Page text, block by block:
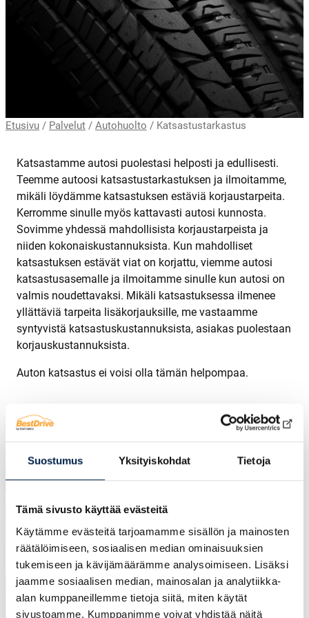
Suostumus Yksityiskohdat Tietoja
Tämä sivusto käyttää evästeitä
Käytämme evästeitä tarjoamamme sisällön ja mainosten
räätälöimiseen, sosiaalisen median ominaisuuksien
tukemiseen ja kävijämäärämme analysoimiseen. Lisäksi
jaamme sosiaalisen median, mainosalan ja analytiikka-
alan kumppaneillemme tietoja siitä, miten käytät
sivustoamme. Kumppanimme voivat yhdistää näitä
Etusivu / Palvelut / Autohuolto / Katsastustarkastus
Katsastamme autosi puolestasi helposti ja edullisesti.
Teemme autoosi katsastustarkastuksen ja ilmoitamme,
mikäli löydämme katsastuksen estäviä korjaustarpeita.
Kerromme sinulle myös kattavasti autosi kunnosta.
Sovimme yhdessä mahdollisista korjaustarpeista ja
niiden kokonaiskustannuksista. Kun mahdolliset
katsastuksen estävät viat on korjattu, viemme autosi
katsastusasemalle ja ilmoitamme sinulle kun autosi on
valmis noudettavaksi. Mikäli katsastuksessa ilmenee
yllättäviä tarpeita lisäkorjauksille, me vastaamme
syntyvistä katsastuskustannuksista, asiakas puolestaan
korjauskustannuksista.
Auton katsastus ei voisi olla tämän helpompaa.